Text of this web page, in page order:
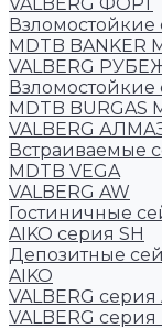
Взломостойкие
MDTB BANKER
VALBERG
Взломостойкие
MDTB BURGAS
VALBERG
Встраиваемые
MDTB VEGA
VALBERG AW
Гостиничные
AIKO серия SH
Депозитные
AIKO
VALBERG серия
VALBERG серия